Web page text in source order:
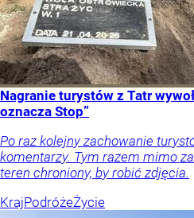
Nagranie turystów z Tatr
oznacza Stop”
Po raz kolejny zachowanie
komentarzy. Tym razem mimo
teren chroniony, by robić zdjęcia.
KrajPodróżeŻycie